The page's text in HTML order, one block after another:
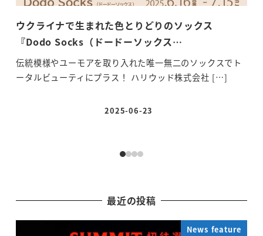
ウクライナで生まれた色とりどりのソックス
『Dodo Socks（ドードーソックス…
伝統模様やユーモアを取り入れた唯一無二のソックスでト
ータルビューティにプラス！ ハリウッド株式会社 […]
投稿日
2025-06-23
最近の投稿
News feature